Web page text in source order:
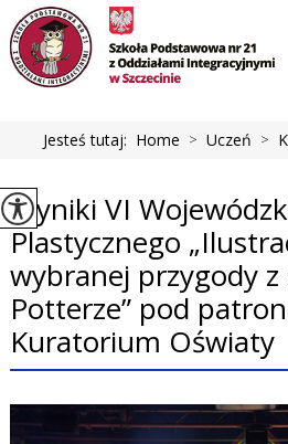
Jesteś tutaj: Home > Uczeń >
Wyniki VI
Plastycznego
wybranej przygody
Potterze” pod
Kuratorium Oświaty